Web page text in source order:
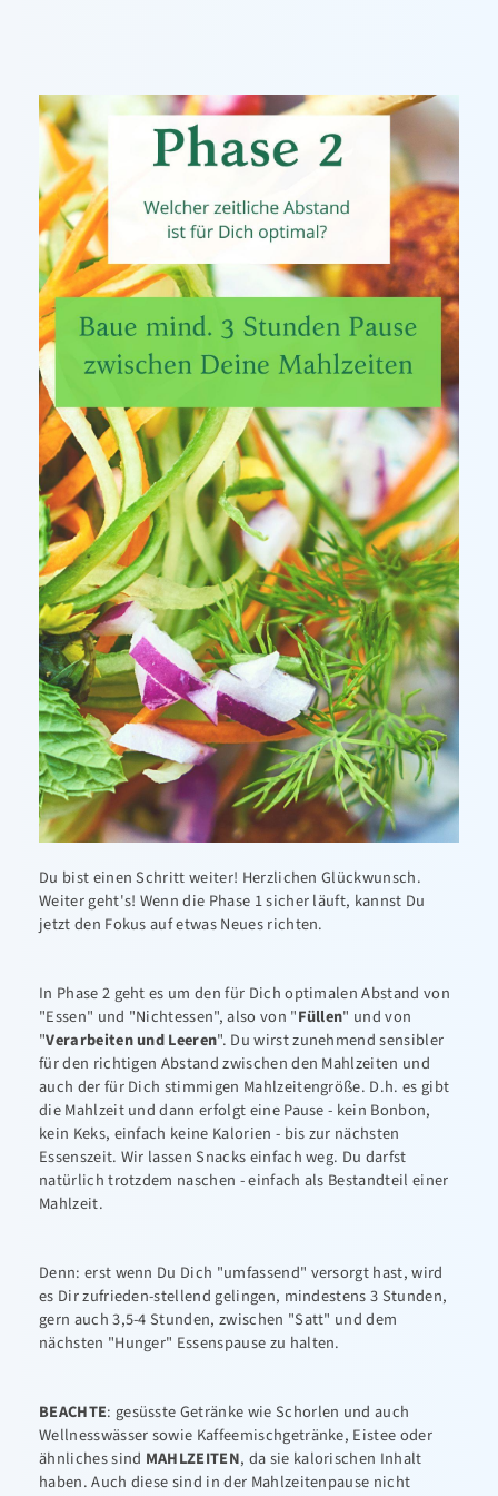
Du bist einen Schritt weiter! Herzlichen Glückwunsch.
Weiter geht's! Wenn die Phase 1 sicher läuft, kannst Du
jetzt den Fokus auf etwas Neues richten.
In Phase 2 geht es um den für Dich optimalen Abstand von
"Essen" und "Nichtessen", also von "Füllen" und von
"Verarbeiten und Leeren". Du wirst zunehmend sensibler
für den richtigen Abstand zwischen den Mahlzeiten und
auch der für Dich stimmigen Mahlzeitengröße. D.h. es gibt
die Mahlzeit und dann erfolgt eine Pause - kein Bonbon,
kein Keks, einfach keine Kalorien - bis zur nächsten
Essenszeit. Wir lassen Snacks einfach weg. Du darfst
natürlich trotzdem naschen - einfach als Bestandteil einer
Mahlzeit.
Denn: erst wenn Du Dich "umfassend" versorgt hast, wird
es Dir zufrieden-stellend gelingen, mindestens 3 Stunden,
gern auch 3,5-4 Stunden, zwischen "Satt" und dem
nächsten "Hunger" Essenspause zu halten.
BEACHTE: gesüsste Getränke wie Schorlen und auch
Wellnesswässer sowie Kaffeemischgetränke, Eistee oder
ähnliches sind MAHLZEITEN, da sie kalorischen Inhalt
haben. Auch diese sind in der Mahlzeitenpause nicht
Kurse - SportFIT
Sauna & Massage & Tapen
Nur beim VfL
FAQs
Aktuelles / Termine
Bei uns und mit uns
Folge uns
Sommerspiel 2026
FTG – Fitness Turnen und Gesundheit
Präventions- / Reha-Sport
Kampfsport
Leichtathletik
Schwimmen
Sportabzeichen
Tanzen-TSA
Triathlon
Kontakt